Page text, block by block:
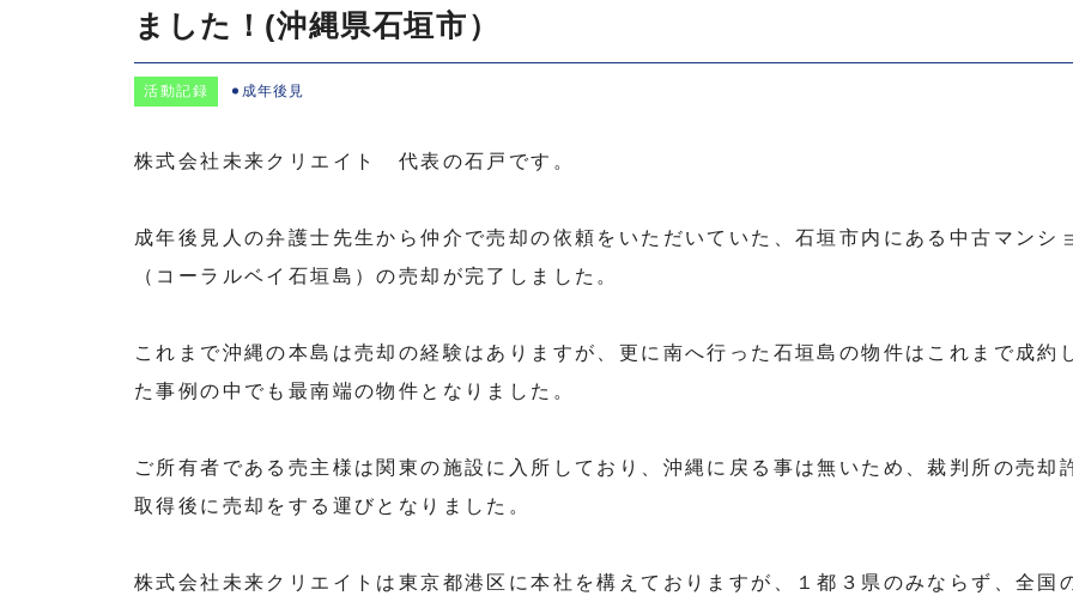
ました！(沖縄県石垣市）
活動記録 成年後見
株式会社未来クリエイト 代表の石戸です。
成年後見人の弁護士先生から仲介で売却の依頼をいただいていた、石垣市内にある中古マンシ
（コーラルベイ石垣島）の売却が完了しました。
これまで沖縄の本島は売却の経験はありますが、更に南へ行った石垣島の物件はこれまで成約
た事例の中でも最南端の物件となりました。
ご所有者である売主様は関東の施設に入所しており、沖縄に戻る事は無いため、裁判所の売却
取得後に売却をする運びとなりました。
株式会社未来クリエイトは東京都港区に本社を構えておりますが、１都３県のみならず、全国